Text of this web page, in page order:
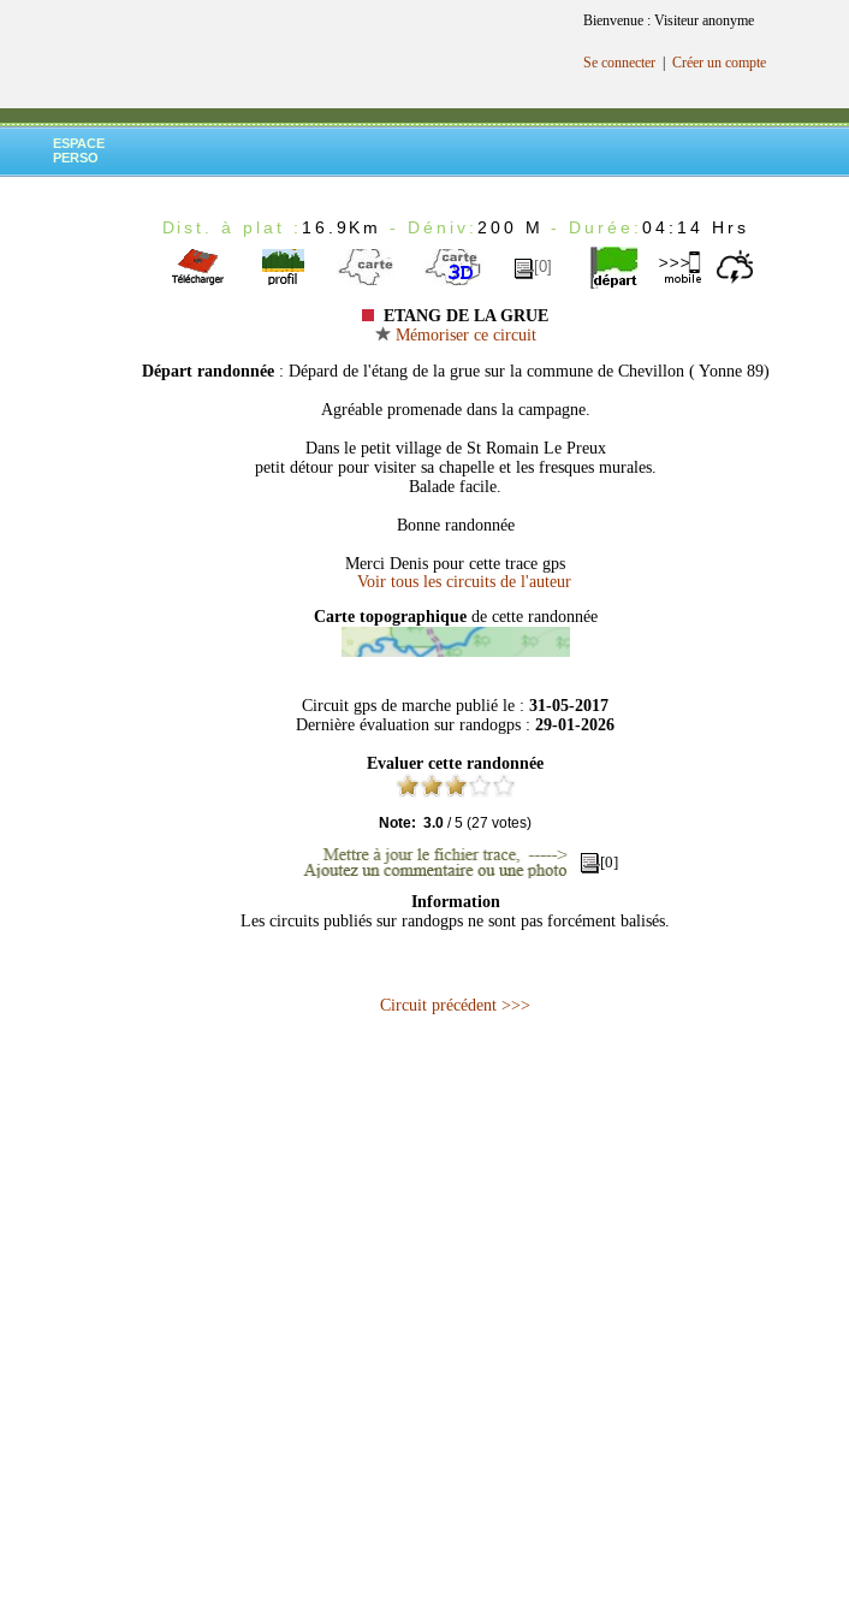
Bienvenue : Visiteur anonyme
Se connecter Créer un compte
ESPACE
PERSO
Dist. à plat : 16.9Km - Déniv: 200 M- Durée: 04:14 Hrs
[0]
ETANG DE LA GRUE
Mémoriser ce circuit
Départ randonnée : Dépard de l'étang de la grue sur la commune de Chevillon ( Yonne 89)
Agréable promenade dans la campagne.
Dans le petit village de St Romain Le Preux
petit détour pour visiter sa chapelle et les fresques murales.
Balade facile.
Bonne randonnée
Merci Denis pour cette trace gps
Carte topographique de cette randonnée
Circuit gps de marche publié le : 31-05-2017
Dernière évaluation sur randogps : 29-01-2026
Evaluer cette randonnée
Note: 3.0 /5 (27 votes)
[0]
Information
Les circuits publiés sur randogps ne sont pas forcément balisés.
Circuit précédent >>>